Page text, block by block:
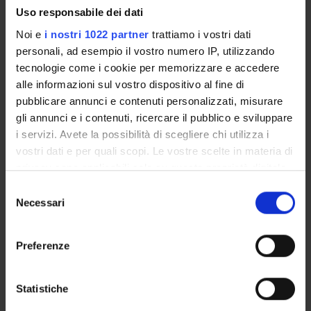
Uso responsabile dei dati
Noi e i nostri 1022 partner trattiamo i vostri dati
personali, ad esempio il vostro numero IP, utilizzando
tecnologie come i cookie per memorizzare e accedere
alle informazioni sul vostro dispositivo al fine di
pubblicare annunci e contenuti personalizzati, misurare
gli annunci e i contenuti, ricercare il pubblico e sviluppare
i servizi. Avete la possibilità di scegliere chi utilizza i
vostri dati e per quali scopi. Le vostre scelte in materia di
privacy sono applicabili solo su questa proprietà digitale
modificare o revocare il proprio consenso in qualsiasi
momento dalla Dichiarazione sui cookie o facendo clic
raccogliere informazioni sulla tua posizione
geografica, con un'approssimazione di qualche
delNecessari
Preferenze
Statistiche
PARTECIPANTI AL PROGETTO
Francesca Cecconi
Cultore della materia
Monica Cristini
Ricercatore a tempo determinato
Elena Zilotti
Cultore della materia